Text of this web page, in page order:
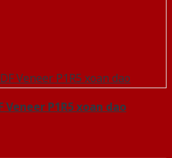
Veneer P1R5 xoan dao